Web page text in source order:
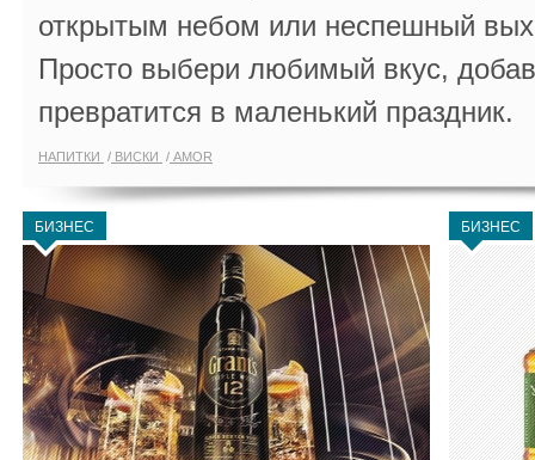
открытым небом или неспешный
Просто выбери любимый вкус,
превратится в маленький праздник.
НАПИТКИ ВИСКИ AMOR
БИЗНЕС БИЗНЕС